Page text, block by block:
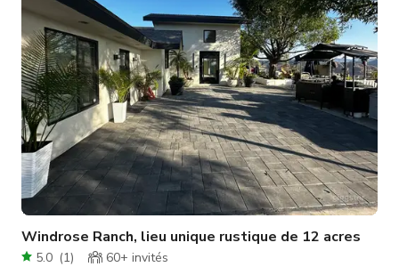
Windrose Ranch, lieu unique rustique de 12 acres
5.0 (1) 60+ invités